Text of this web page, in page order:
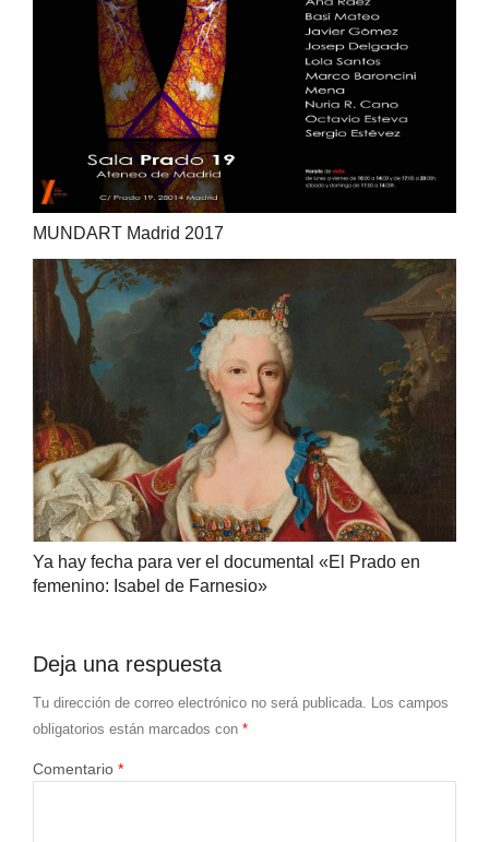
MUNDART Madrid 2017
Ya hay fecha para ver el documental «El Prado en
femenino: Isabel de Farnesio»
Deja una respuesta
Tu dirección de correo electrónico no será publicada. Los campos
obligatorios están marcados con *
Comentario *